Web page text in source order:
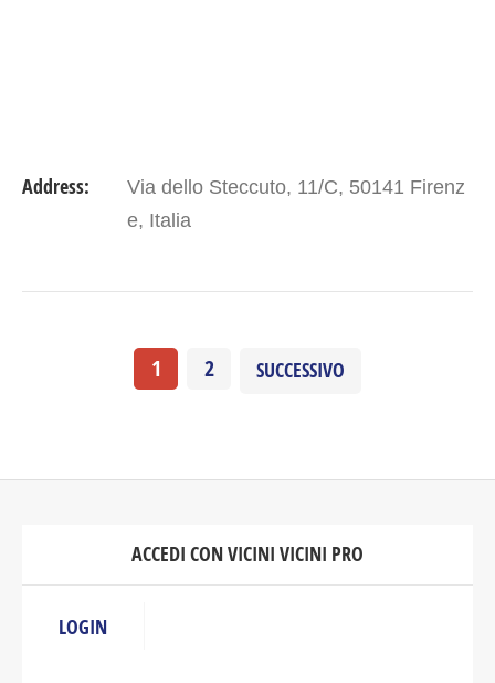
Address:
Via dello Steccuto, 11/C, 50141 Firenz
e, Italia
1 2 SUCCESSIVO
ACCEDI CON VICINI VICINI PRO
LOGIN